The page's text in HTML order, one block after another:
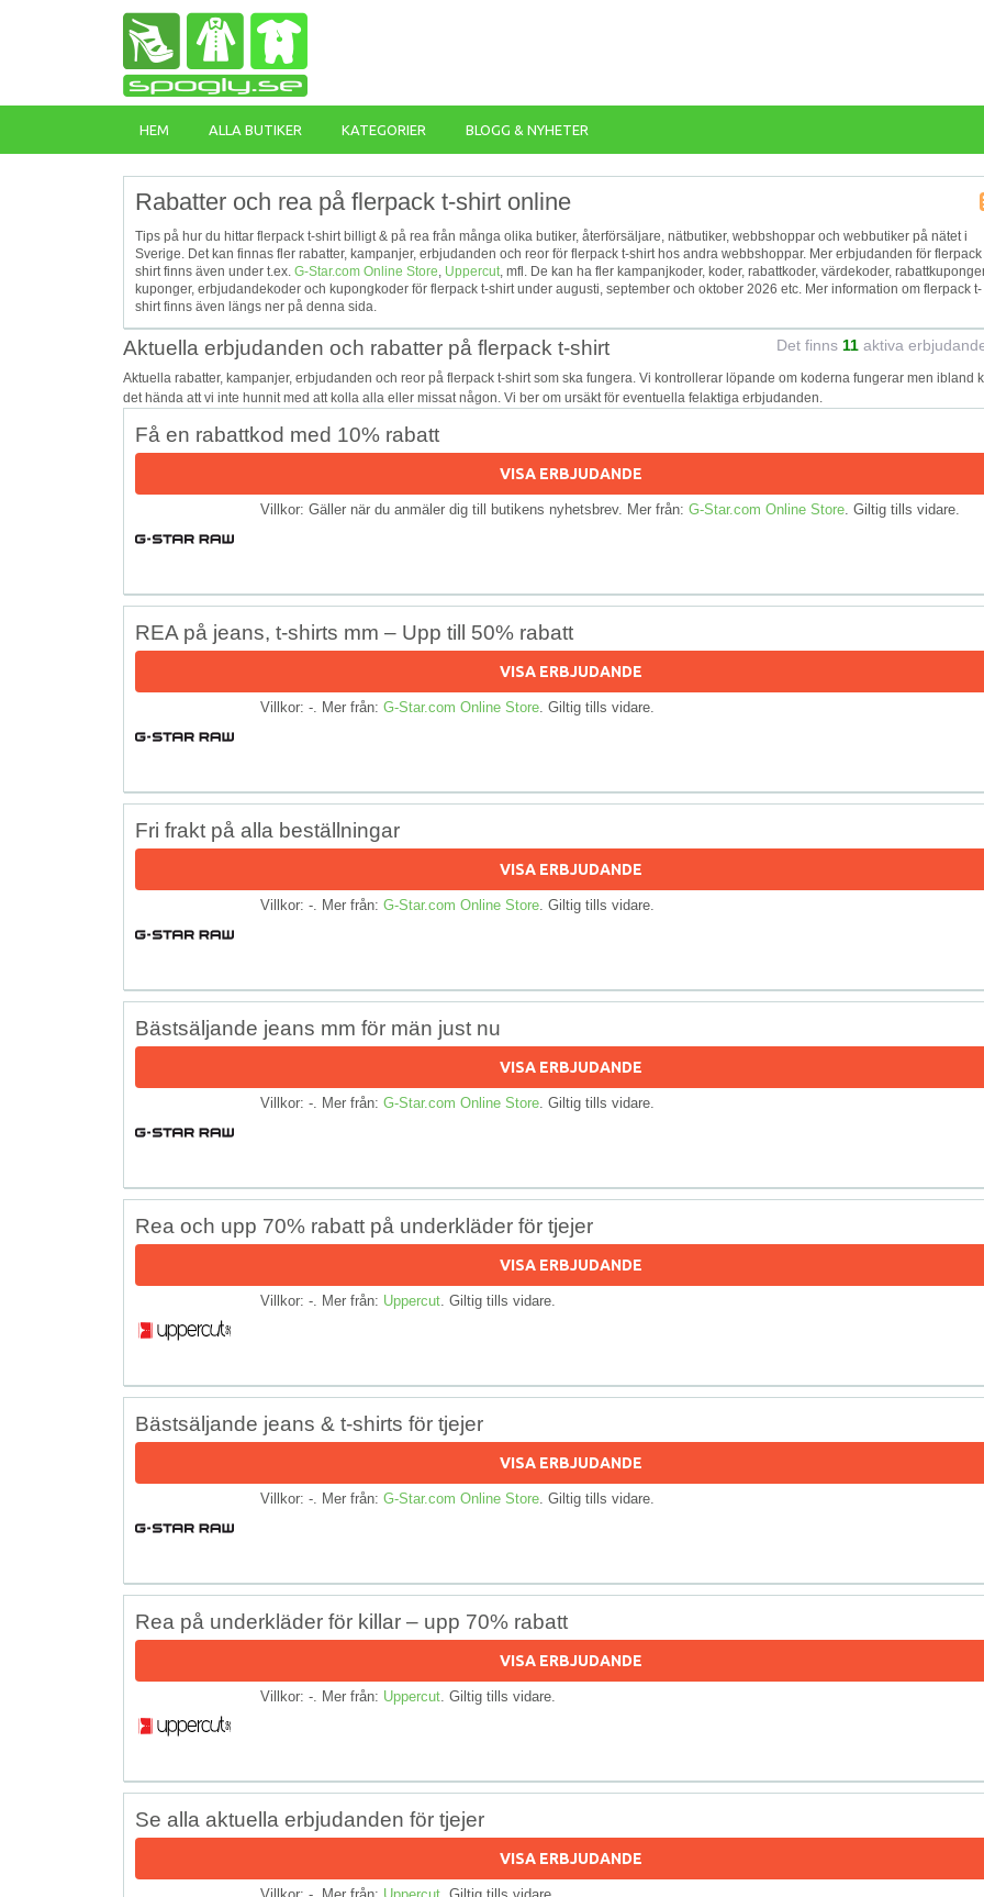
HEM ALLA BUTIKER KATEGORIER BLOGG & NYHETER
Rabatter och rea på flerpack t-shirt online
Tips på hur du hittar flerpack t-shirt billigt & på rea från många olika butiker, återförsäljare, nätbutiker, webbshoppar och webbutiker på nätet i
Sverige. Det kan finnas fler rabatter, kampanjer, erbjudanden och reor för flerpack t-shirt hos andra webbshoppar. Mer erbjudanden för flerpack
shirt finns även under t.ex. G-Star.com Online Store, Uppercut, mfl. De kan ha fler kampanjkoder, koder, rabattkoder, värdekoder,
kuponger, erbjudandekoder och kupongkoder för flerpack t-shirt under augusti, september och oktober 2026 etc. Mer information om flerpack t-
shirt finns även längs ner på denna sida.
Aktuella erbjudanden och rabatter på flerpack t-shirt Det finns 11 aktiva
Aktuella rabatter, kampanjer, erbjudanden och reor på flerpack t-shirt som ska fungera. Vi kontrollerar löpande om koderna fungerar men ibland
det hända att vi inte hunnit med att kolla alla eller missat någon. Vi ber om ursäkt för eventuella felaktiga erbjudanden.
Få en rabattkod med 10% rabatt
VISA ERBJUDANDE
Villkor: Gäller när du anmäler dig till butikens nyhetsbrev. Mer från: G-Star.com Online Store . Giltig tills vidare.
REA på jeans, t-shirts mm – Upp till 50% rabatt
VISA ERBJUDANDE
Villkor: -. Mer från: G-Star.com Online Store . Giltig tills vidare.
Fri frakt på alla beställningar
VISA ERBJUDANDE
Villkor: -. Mer från: G-Star.com Online Store . Giltig tills vidare.
Bästsäljande jeans mm för män just nu
VISA ERBJUDANDE
Villkor: -. Mer från: G-Star.com Online Store . Giltig tills vidare.
Rea och upp 70% rabatt på underkläder för tjejer
VISA ERBJUDANDE
Villkor: -. Mer från: Uppercut . Giltig tills vidare.
Bästsäljande jeans & t-shirts för tjejer
VISA ERBJUDANDE
Villkor: -. Mer från: G-Star.com Online Store . Giltig tills vidare.
Rea på underkläder för killar – upp 70% rabatt
VISA ERBJUDANDE
Villkor: -. Mer från: Uppercut . Giltig tills vidare.
Se alla aktuella erbjudanden för tjejer
VISA ERBJUDANDE